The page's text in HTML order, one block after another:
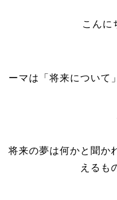
こんに
ーマは「将来について
将来の夢は何かと聞か
えるも